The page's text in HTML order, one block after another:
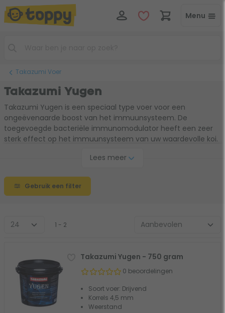
Menu
Takazumi Voer
Takazumi Yugen
Takazumi Yugen is een speciaal type voer voor een
ongeëvenaarde boost van het immuunsysteem. De
toegevoegde bacteriële immunomodulator heeft een zeer
sterk effect op het immuunsysteem van uw waardevolle koi.
Yugen voor een goed ontwikkeld en superieur
onder andere een snellere groei, een spectaculaire
kleurontwikkeling en bovenal een sterke verbetering van de
Lees meer
Gebruik een filter
1 - 2
Takazumi Yugen - 750 gram
0 beoordelingen
Soort voer: Drijvend
Korrels 4,5 mm
Weerstand